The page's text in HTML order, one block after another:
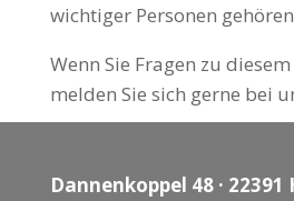
wichtiger Personen
Wenn Sie Fragen zu
melden Sie sich gerne bei
Dannenkoppel 48 · 22391